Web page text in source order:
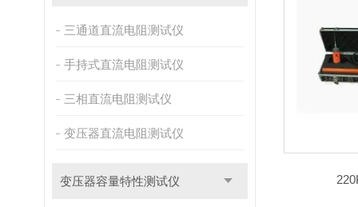
三通道直流电阻测试仪
手持式直流电阻测试仪
三相直流电阻测试仪
变压器直流电阻测试仪
变压器容量特性测试仪